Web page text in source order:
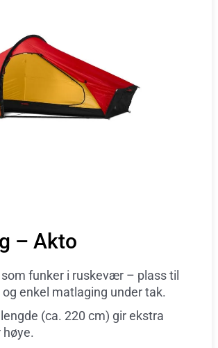
– Akto
funker i ruskevær – plass til
enkel matlaging under tak.
(ca. 220 cm) gir ekstra
høye.